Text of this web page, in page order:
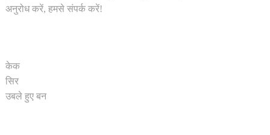
अनुरोध करें, हमसे संपर्क करें!
केक
सिर
उबले हुए बन